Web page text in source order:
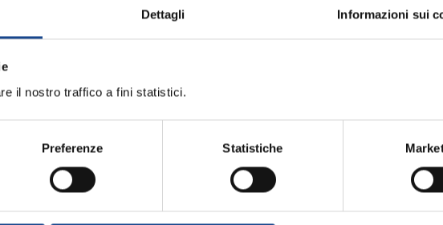
Dettagli Informazioni sui
il nostro traffico a fini statistici.
Preferenze Statistiche
2018